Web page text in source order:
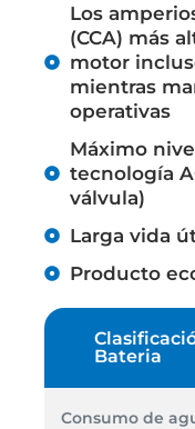
Los
(CCA) más
motor
mientras
operativas
Máximo
tecnología
válvula)
Larga vida
Producto
Bateria
Consumo de